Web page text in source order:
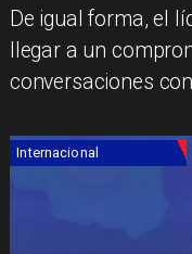
De igual forma, el
llegar a un
conversaciones
Internacional